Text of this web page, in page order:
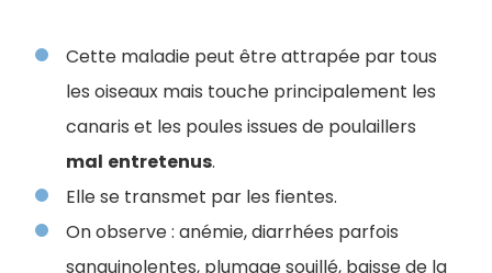
Cette maladie peut être attrapée par tous
les oiseaux mais touche principalement les
canaris et les poules issues de poulaillers
mal entretenus.
Elle se transmet par les fientes.
On observe : anémie, diarrhées parfois
sanguinolentes, plumage souillé, baisse de la